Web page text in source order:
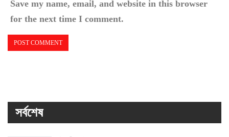
Save my name, email, and website in this browser
for the next time I comment.
সর্বশেষ